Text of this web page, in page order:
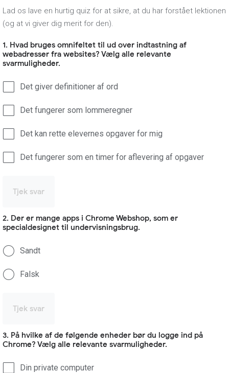
Lad os lave en hurtig quiz for at sikre, at du har forstået lektionen
(og at vi giver dig merit for den).
1. Hvad bruges omnifeltet til ud over indtastning af
webadresser fra websites? Vælg alle relevante
svarmuligheder.
Det giver definitioner af ord
Det fungerer som lommeregner
Det kan rette elevernes opgaver for mig
Det fungerer som en timer for aflevering af opgaver
Tjek svar
2. Der er mange apps i Chrome Webshop, som er
specialdesignet til undervisningsbrug.
Sandt
Falsk
Tjek svar
3. På hvilke af de følgende enheder bør du logge ind på
Chrome? Vælg alle relevante svarmuligheder.
Din private computer